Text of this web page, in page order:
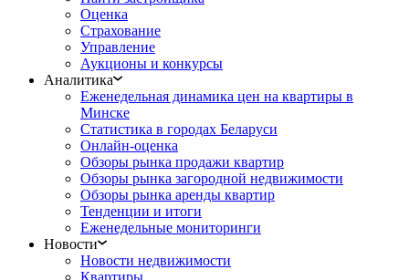
Оценка
Страхование
Управление
Аукционы и конкурсы
Аналитика
Еженедельная динамика цен на квартиры в
Минске
Статистика в городах Беларуси
Онлайн-оценка
Обзоры рынка продажи квартир
Обзоры рынка загородной недвижимости
Обзоры рынка аренды квартир
Тенденции и итоги
Еженедельные мониторинги
Новости
Новости недвижимости
Квартиры